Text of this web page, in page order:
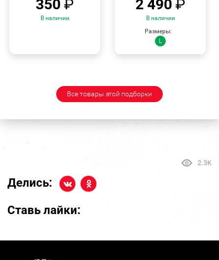
350 ₽
В наличии
2 490 ₽
В наличии
Размеры:
L
Все товары этой подборки
2.3K
Делись:
Ставь лайки: